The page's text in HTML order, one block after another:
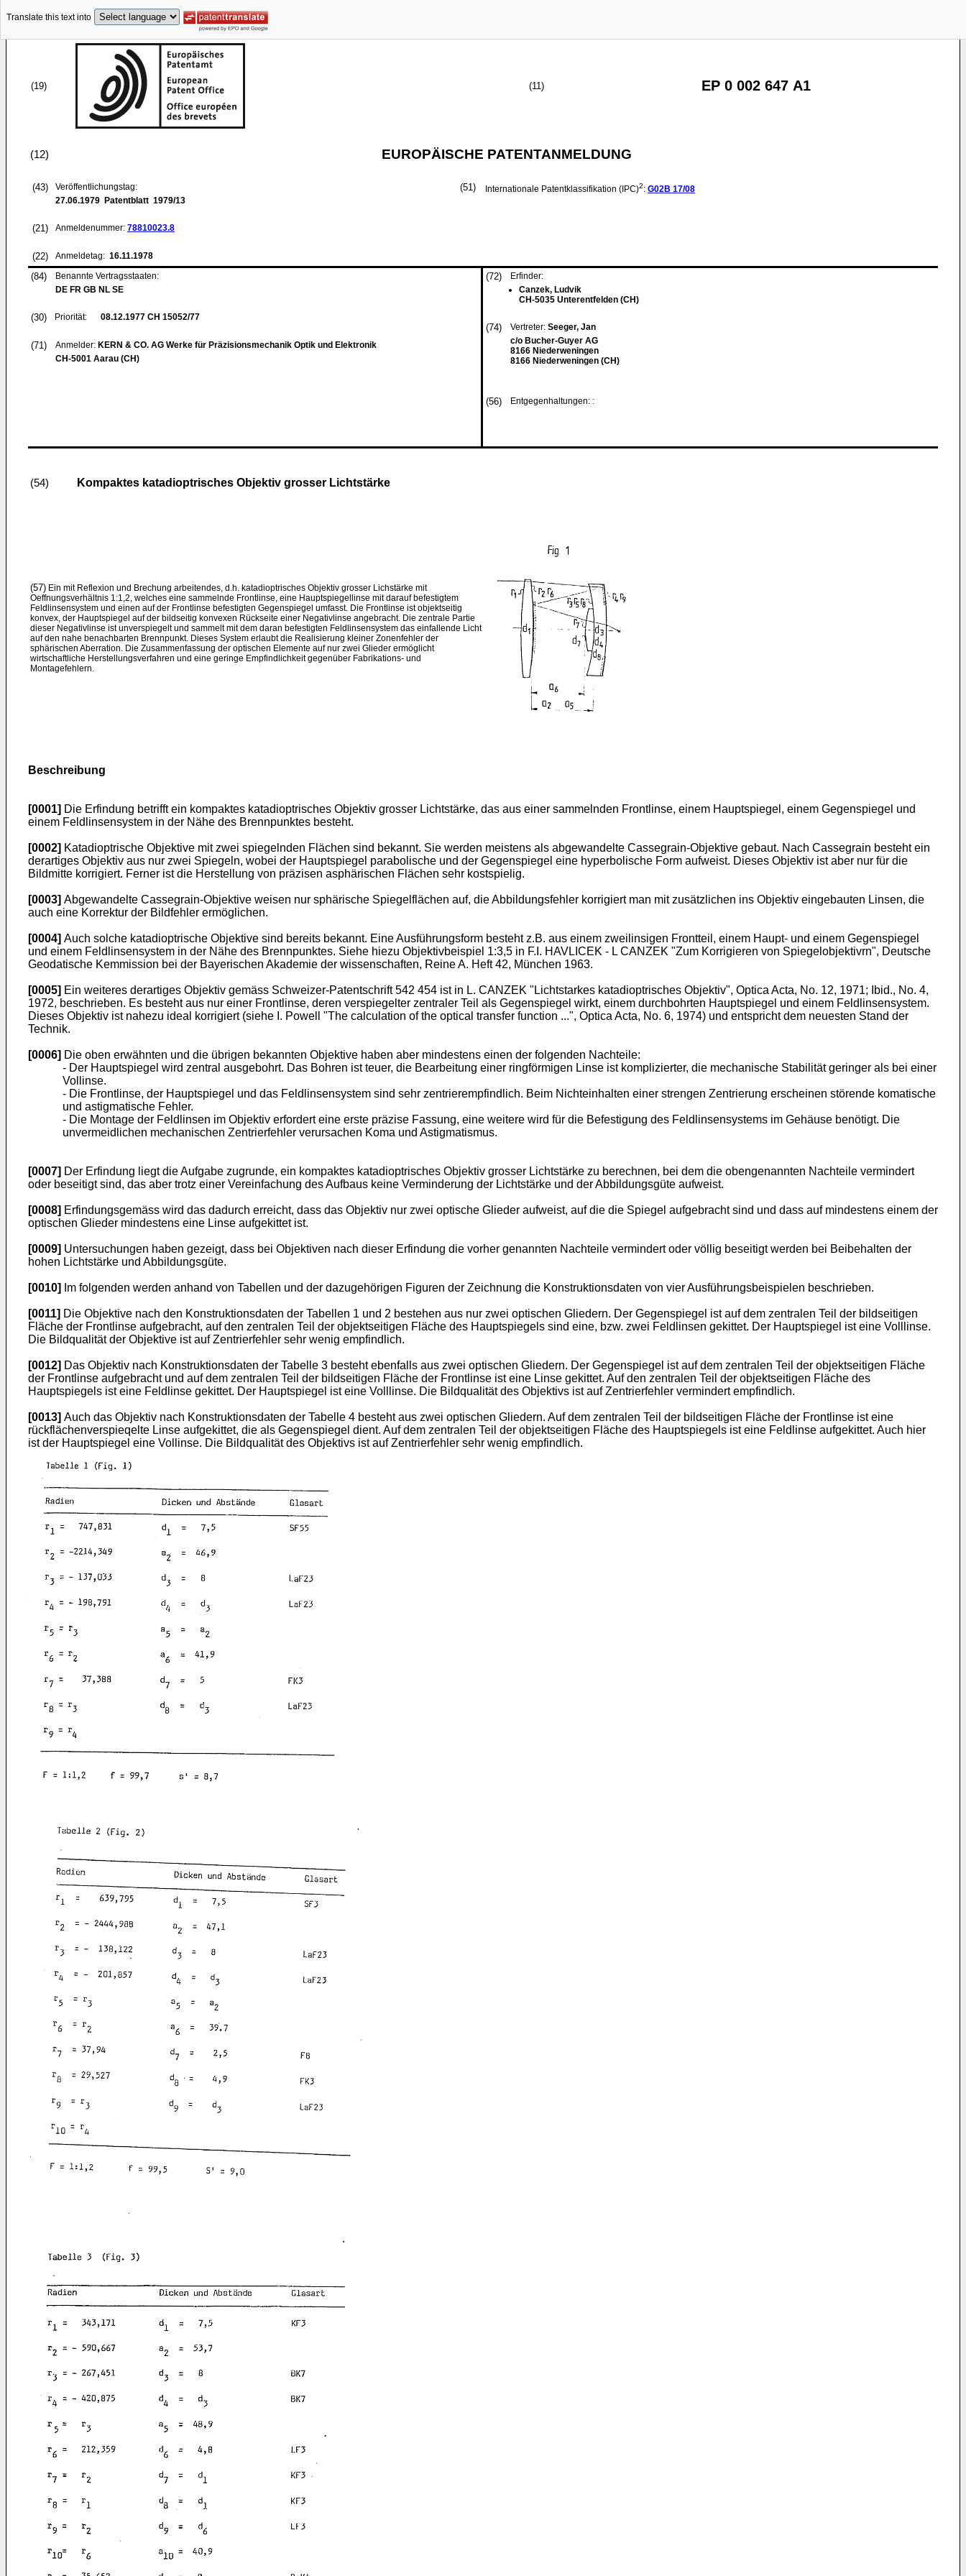
Translate this text into
(19) (11) EP 0 002 647 A1
(12) EUROPÄISCHE PATENTANMELDUNG
(43)
Veröffentlichungstag:
27.06.1979 Patentblatt 1979/13
(21) Anmeldenummer: 78810023.8
(22) Anmeldetag: 16.11.1978
(51) Internationale Patentklassifikation (IPC)2: G02B 17/08
(84)
Benannte Vertragsstaaten:
DE FR GB NL SE
(30) Priorität: 08.12.1977 CH 15052/77
(71) Anmelder: KERN & CO. AG Werke für Präzisionsmechanik Optik und Elektronik
CH-5001 Aarau (CH)
(72)
Erfinder:
Canzek, Ludvik
CH-5035 Unterentfelden (CH)
(74) Vertreter: Seeger, Jan
c/o Bucher-Guyer AG
8166 Niederweningen
8166 Niederweningen (CH)
(56) Entgegenhaltungen: :
(54) Kompaktes katadioptrisches Objektiv grosser Lichtstärke
(57) Ein mit Reflexion und Brechung arbeitendes, d.h. katadioptrisches Objektiv grosser Lichstärke mit
Oeffnungsverhältnis 1:1,2, welches eine sammelnde Frontlinse, eine Hauptspiegellinse mit darauf befestigtem
Feldlinsensystem und einen auf der Frontlinse befestigten Gegenspiegel umfasst. Die Frontlinse ist objektseitig
konvex, der Hauptspiegel auf der bildseitig konvexen Rückseite einer Negativlinse angebracht. Die zentrale Partie
dieser Negativlinse ist unverspiegelt und sammelt mit dem daran befestigten Feldlinsensystem das einfallende Licht
auf den nahe benachbarten Brennpunkt. Dieses System erlaubt die Realisierung kleiner Zonenfehler der
sphärischen Aberration. Die Zusammenfassung der optischen Elemente auf nur zwei Glieder ermöglicht
wirtschaftliche Herstellungsverfahren und eine geringe Empfindlichkeit gegenüber Fabrikations- und
Montagefehlern.
Beschreibung
[0001] Die Erfindung betrifft ein kompaktes katadioptrisches Objektiv grosser Lichtstärke, das aus einer sammelnden Frontlinse, einem Hauptspiegel, einem Gegenspiegel und
einem Feldlinsensystem in der Nähe des Brennpunktes besteht.
[0002] Katadioptrische Objektive mit zwei spiegelnden Flächen sind bekannt. Sie werden meistens als abgewandelte Cassegrain-Objektive gebaut. Nach Cassegrain besteht ein
derartiges Objektiv aus nur zwei Spiegeln, wobei der Hauptspiegel parabolische und der Gegenspiegel eine hyperbolische Form aufweist. Dieses Objektiv ist aber nur für die
Bildmitte korrigiert. Ferner ist die Herstellung von präzisen asphärischen Flächen sehr kostspielig.
[0003] Abgewandelte Cassegrain-Objektive weisen nur sphärische Spiegelflächen auf, die Abbildungsfehler korrigiert man mit zusätzlichen ins Objektiv eingebauten Linsen, die
auch eine Korrektur der Bildfehler ermöglichen.
[0004] Auch solche katadioptrische Objektive sind bereits bekannt. Eine Ausführungsform besteht z.B. aus einem zweilinsigen Frontteil, einem Haupt- und einem Gegenspiegel
und einem Feldlinsensystem in der Nähe des Brennpunktes. Siehe hiezu Objektivbeispiel 1:3,5 in F.I. HAVLICEK - L CANZEK "Zum Korrigieren von Spiegelobjektivrn", Deutsche
Geodatische Kemmission bei der Bayerischen Akademie der wissenschaften, Reine A. Heft 42, München 1963.
[0005] Ein weiteres derartiges Objektiv gemäss Schweizer-Patentschrift 542 454 ist in L. CANZEK "Lichtstarkes katadioptrisches Objektiv", Optica Acta, No. 12, 1971; Ibid., No. 4,
1972, beschrieben. Es besteht aus nur einer Frontlinse, deren verspiegelter zentraler Teil als Gegenspiegel wirkt, einem durchbohrten Hauptspiegel und einem Feldlinsensystem.
Dieses Objektiv ist nahezu ideal korrigiert (siehe I. Powell "The calculation of the optical transfer function ...", Optica Acta, No. 6, 1974) und entspricht dem neuesten Stand der
Technik.
[0006] Die oben erwähnten und die übrigen bekannten Objektive haben aber mindestens einen der folgenden Nachteile:
- Der Hauptspiegel wird zentral ausgebohrt. Das Bohren ist teuer, die Bearbeitung einer ringförmigen Linse ist komplizierter, die mechanische Stabilität geringer als bei einer
Vollinse.
- Die Frontlinse, der Hauptspiegel und das Feldlinsensystem sind sehr zentrierempfindlich. Beim Nichteinhalten einer strengen Zentrierung erscheinen störende komatische
und astigmatische Fehler.
- Die Montage der Feldlinsen im Objektiv erfordert eine erste präzise Fassung, eine weitere wird für die Befestigung des Feldlinsensystems im Gehäuse benötigt. Die
unvermeidlichen mechanischen Zentrierfehler verursachen Koma und Astigmatismus.
[0007] Der Erfindung liegt die Aufgabe zugrunde, ein kompaktes katadioptrisches Objektiv grosser Lichtstärke zu berechnen, bei dem die obengenannten Nachteile vermindert
oder beseitigt sind, das aber trotz einer Vereinfachung des Aufbaus keine Verminderung der Lichtstärke und der Abbildungsgüte aufweist.
[0008] Erfindungsgemäss wird das dadurch erreicht, dass das Objektiv nur zwei optische Glieder aufweist, auf die die Spiegel aufgebracht sind und dass auf mindestens einem der
optischen Glieder mindestens eine Linse aufgekittet ist.
[0009] Untersuchungen haben gezeigt, dass bei Objektiven nach dieser Erfindung die vorher genannten Nachteile vermindert oder völlig beseitigt werden bei Beibehalten der
hohen Lichtstärke und Abbildungsgüte.
[0010] Im folgenden werden anhand von Tabellen und der dazugehörigen Figuren der Zeichnung die Konstruktionsdaten von vier Ausführungsbeispielen beschrieben.
[0011] Die Objektive nach den Konstruktionsdaten der Tabellen 1 und 2 bestehen aus nur zwei optischen Gliedern. Der Gegenspiegel ist auf dem zentralen Teil der bildseitigen
Fläche der Frontlinse aufgebracht, auf den zentralen Teil der objektseitigen Fläche des Hauptspiegels sind eine, bzw. zwei Feldlinsen gekittet. Der Hauptspiegel ist eine Volllinse.
Die Bildqualität der Objektive ist auf Zentrierfehler sehr wenig empfindlich.
[0012] Das Objektiv nach Konstruktionsdaten der Tabelle 3 besteht ebenfalls aus zwei optischen Gliedern. Der Gegenspiegel ist auf dem zentralen Teil der objektseitigen Fläche
der Frontlinse aufgebracht und auf dem zentralen Teil der bildseitigen Fläche der Frontlinse ist eine Linse gekittet. Auf den zentralen Teil der objektseitigen Fläche des
Hauptspiegels ist eine Feldlinse gekittet. Der Hauptspiegel ist eine Volllinse. Die Bildqualität des Objektivs ist auf Zentrierfehler vermindert empfindlich.
[0013] Auch das Objektiv nach Konstruktionsdaten der Tabelle 4 besteht aus zwei optischen Gliedern. Auf dem zentralen Teil der bildseitigen Fläche der Frontlinse ist eine
rückflächenverspieqelte Linse aufgekittet, die als Gegenspiegel dient. Auf dem zentralen Teil der objektseitigen Fläche des Hauptspiegels ist eine Feldlinse aufgekittet. Auch hier
ist der Hauptspiegel eine Vollinse. Die Bildqualität des Objektivs ist auf Zentrierfehler sehr wenig empfindlich.